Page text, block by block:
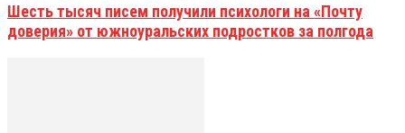
Шесть тысяч писем получили психологи на «Почту
доверия» от южноуральских подростков за полгода